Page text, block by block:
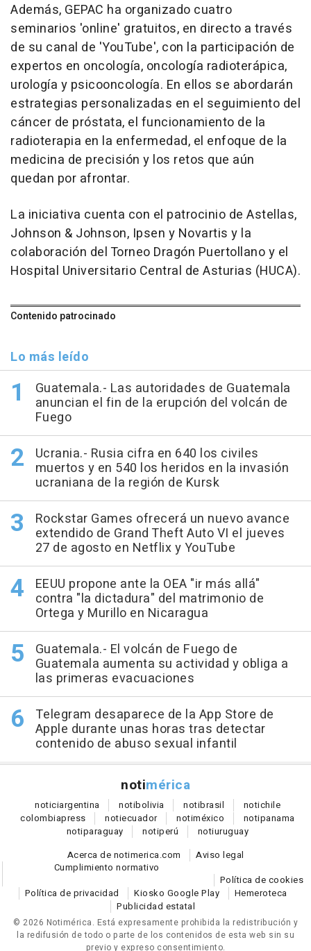
Además, GEPAC ha organizado cuatro
seminarios 'online' gratuitos, en directo a través
de su canal de 'YouTube', con la participación de
expertos en oncología, oncología radioterápica,
urología y psicooncología. En ellos se abordarán
estrategias personalizadas en el seguimiento del
cáncer de próstata, el funcionamiento de la
radioterapia en la enfermedad, el enfoque de la
medicina de precisión y los retos que aún
quedan por afrontar.
La iniciativa cuenta con el patrocinio de Astellas,
Johnson & Johnson, Ipsen y Novartis y la
colaboración del Torneo Dragón Puertollano y el
Hospital Universitario Central de Asturias (HUCA).
Contenido patrocinado
Lo más leído
Guatemala.- Las autoridades de Guatemala
anuncian el fin de la erupción del volcán de
Fuego
Ucrania.- Rusia cifra en 640 los civiles
muertos y en 540 los heridos en la invasión
ucraniana de la región de Kursk
Rockstar Games ofrecerá un nuevo avance
extendido de Grand Theft Auto VI el jueves
27 de agosto en Netflix y YouTube
EEUU propone ante la OEA "ir más allá"
contra "la dictadura" del matrimonio de
Ortega y Murillo en Nicaragua
Guatemala.- El volcán de Fuego de
Guatemala aumenta su actividad y obliga a
las primeras evacuaciones
Telegram desaparece de la App Store de
Apple durante unas horas tras detectar
contenido de abuso sexual infantil
notimérica
noticiargentina notibolivia notibrasil notichile
colombiapress notiecuador notiméxico notipanama
notiparaguay notiperú notiuruguay
Acerca de notimerica.com
Aviso legal
Cumplimiento normativo
Política de cookies
Política de privacidad
Kiosko Google Play
Hemeroteca
Publicidad estatal
© 2026 Notimérica. Está expresamente prohibida la redistribución y
la redifusión de todo o parte de los contenidos de esta web sin su
previo y expreso consentimiento.